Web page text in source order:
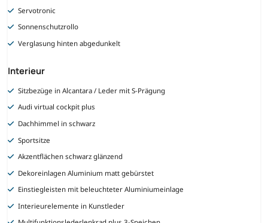
Servotronic
Sonnenschutzrollo
Verglasung hinten abgedunkelt
Interieur
Sitzbezüge in Alcantara / Leder mit S-Prägung
Audi virtual cockpit plus
Dachhimmel in schwarz
Sportsitze
Akzentflächen schwarz glänzend
Dekoreinlagen Aluminium matt gebürstet
Einstiegleisten mit beleuchteter Aluminiumeinlage
Interieurelemente in Kunstleder